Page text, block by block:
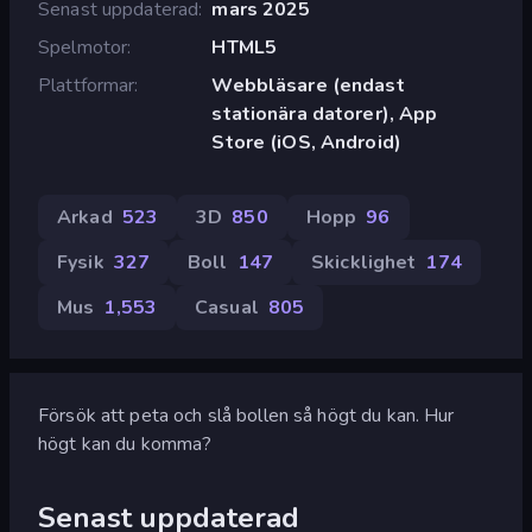
Senast uppdaterad mars 2025
Spelmotor
HTML5
Plattformar
Webbläsare (endast
stationära datorer), App
Store (iOS, Android)
Arkad 523 3D 850 Hopp 96
Fysik 327 Boll 147 Skicklighet 174
Mus 1,553 Casual 805
Försök att peta och slå bollen så högt du kan. Hur
högt kan du komma?
Senast uppdaterad